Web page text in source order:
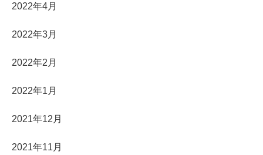
2022年4月
2022年3月
2022年2月
2022年1月
2021年12月
2021年11月